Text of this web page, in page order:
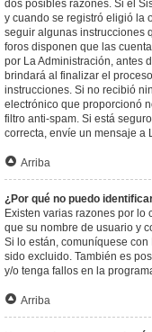
dos posibles razones. Si el
y cuando se registró eligió la
seguir algunas instrucciones
foros disponen que las
por La Administración, antes
brindará al finalizar el
instrucciones. Si no recibió
electrónico que proporcionó
filtro anti-spam. Si está
correcta, envíe un mensaje a
Arriba
¿Por qué no puedo
Existen varias razones por lo
que su nombre de usuario y
Si lo están, comuníquese
sido excluido. También es
y/o tenga fallos en la
Arriba